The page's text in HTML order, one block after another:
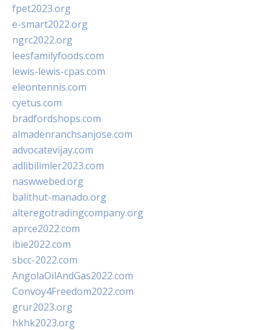
fpet2023.org
e-smart2022.org
ngrc2022.org
leesfamilyfoods.com
lewis-lewis-cpas.com
eleontennis.com
cyetus.com
bradfordshops.com
almadenranchsanjose.com
advocatevijay.com
adlibilimler2023.com
naswwebed.org
balithut-manado.org
alteregotradingcompany.org
aprce2022.com
ibie2022.com
sbcc-2022.com
AngolaOilAndGas2022.com
Convoy4Freedom2022.com
grur2023.org
hkhk2023.org